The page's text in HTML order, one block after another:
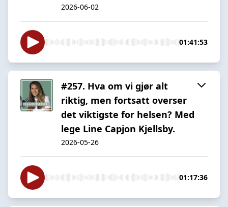
2026-06-02
01:41:53
#257. Hva om vi gjør alt
riktig, men fortsatt overser
det viktigste for helsen? Med
lege Line Capjon Kjellsby.
2026-05-26
01:17:36